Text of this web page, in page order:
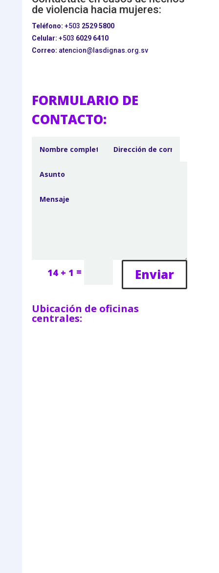
de violencia hacia mujeres:
Teléfono: +503 2529 5800
Celular: +503 6029 6410
Correo: atencion@lasdignas.org.sv
FORMULARIO DE
CONTACTO:
14 + 1 = Enviar
Ubicación de oficinas
centrales: